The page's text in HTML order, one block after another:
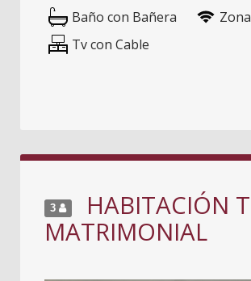
Baño con Bañera
Tv con Cable
3
HABITACIÓN
MATRIMONIAL